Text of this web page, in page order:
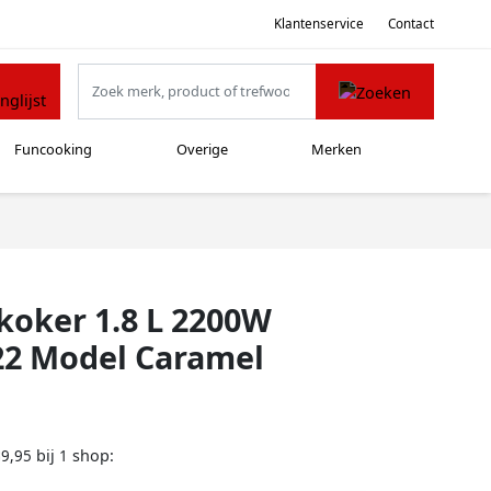
Klantenservice Contact
Funcooking Overige Merken
1.8 L 2200W
Model Caramel
bij 1 shop: